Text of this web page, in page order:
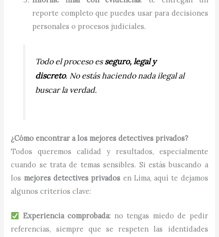
reporte completo que puedes usar para decisiones
personales o procesos judiciales.
Todo el proceso es seguro, legal y
discreto. No estás haciendo nada ilegal al
buscar la verdad.
¿Cómo encontrar a los mejores detectives privados?
Todos queremos calidad y resultados, especialmente
cuando se trata de temas sensibles. Si estás buscando a
los mejores detectives privados en Lima, aquí te dejamos
algunos criterios clave:
Experiencia comprobada: no tengas miedo de pedir
referencias, siempre que se respeten las identidades